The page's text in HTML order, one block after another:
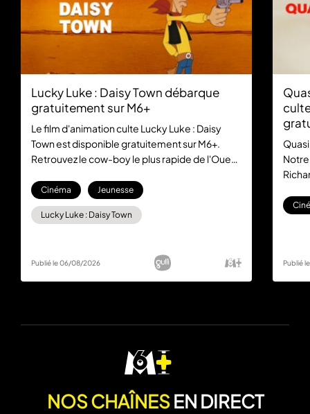
Lucky Luke : Daisy Town débarque
gratuitement sur M6+
Le film d'animation culte Lucky Luke : Daisy
Town est disponible gratuitement sur M6+.
Retrouvez le cow-boy le plus rapide de l'Ouest
abonnement.
Cinéma Jeunesse
Lucky Luke : Daisy Town
Publié le 06/08/2026 Publié
NOS CHAÎNESEN DIRECT